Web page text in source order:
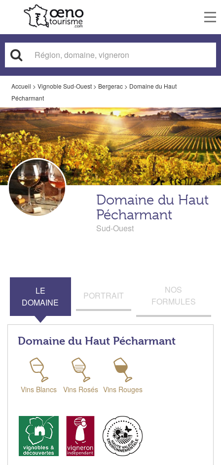
Accueil > Vignoble Sud-Ouest > Bergerac > Domaine du Haut
Pécharmant
Domaine du Haut
Pécharmant
Sud-Ouest
LE
DOMAINE
PORTRAIT
NOS
FORMULES
Domaine du Haut Pécharmant
Vins Blancs Vins Rosés Vins Rouges